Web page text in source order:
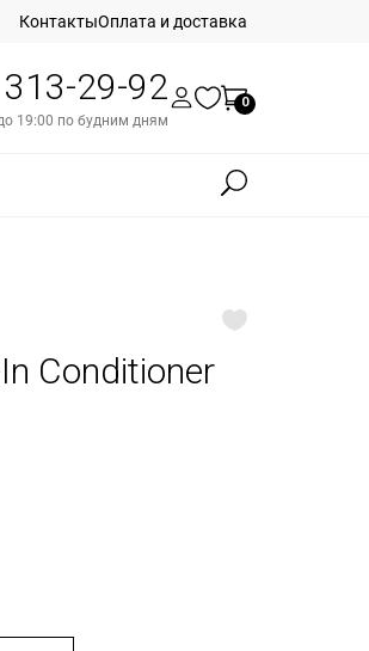
КонтактыОплата и доставка
29-92
19:00 по будним дням
0
Conditioner